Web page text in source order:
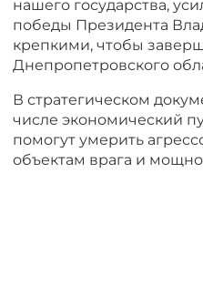
нашего государства,
победы Президента
крепкими, чтобы
Днепропетровского
В стратегическом
числе экономический
помогут умерить
объектам врага и